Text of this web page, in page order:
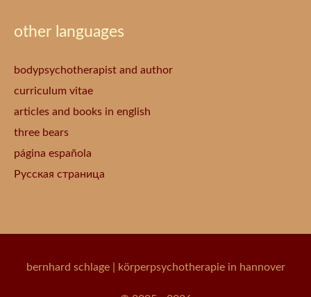
other languages
bodypsychotherapist and author
curriculum vitae
articles and books in english
three bears
página española
Русская страница
bernhard schlage| körperpsychotherapie in hannover